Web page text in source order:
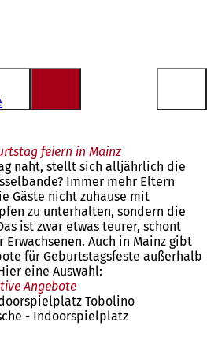
feiern in Mainz
naht, stellt sich alljährlich die
Immer mehr Eltern
Gäste nicht zuhause mit
zu unterhalten, sondern die
ist zwar etwas teurer, schont
Auch in Mainz gibt
für Geburtstagsfeste außerhalb
eine Auswahl:
Angebote
Tobolino
- Indoorspielplatz